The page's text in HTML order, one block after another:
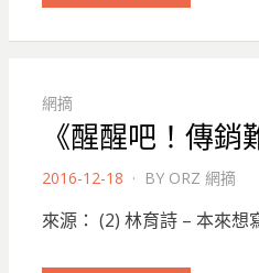
網摘
《醒醒吧！傳銷
POSTED
2016-12-18 BY ORZ 網摘
來源： (2) 林育詩 – 本來想